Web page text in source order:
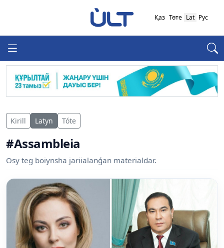
Қаз Төте Lat Рус
Kirill Latyn Tóte
#Assambleia
Osy teg boiynsha jariialanǵan materialdar.